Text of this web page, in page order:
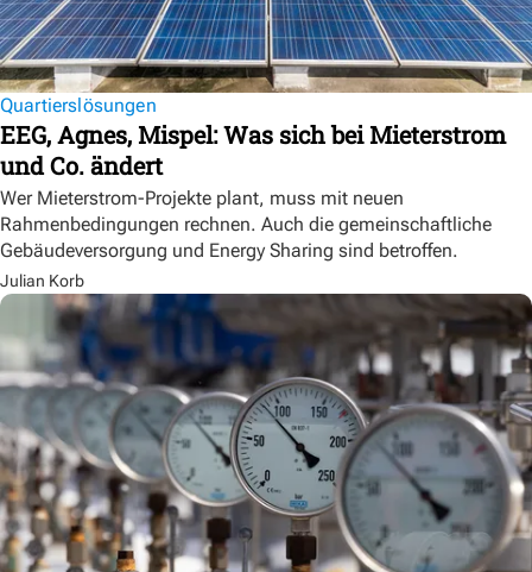
Quartierslösungen
EEG, Agnes, Mispel: Was sich bei Mieterstrom
und Co. ändert
Wer Mieterstrom-Projekte plant, muss mit neuen
Rahmenbedingungen rechnen. Auch die gemeinschaftliche
Gebäudeversorgung und Energy Sharing sind betroffen.
Julian Korb